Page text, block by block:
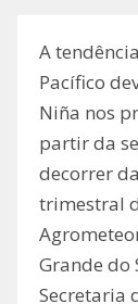
A
Pacífico
Niña nos
partir da
decorrer
trimestral
Grande do
Secretaria